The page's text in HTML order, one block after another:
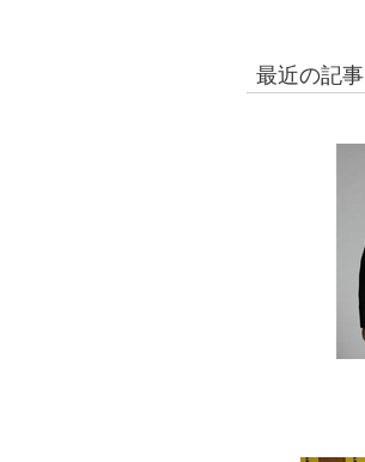
最近の記事